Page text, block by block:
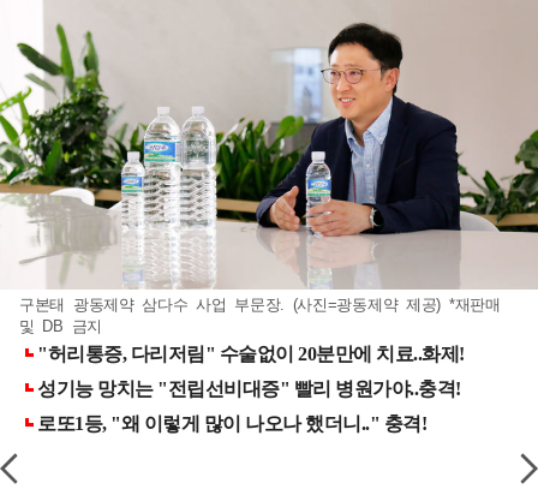
구본태 광동제약 삼다수 사업 부문장. (사진=광동제약 제공) *재판매
및 DB 금지